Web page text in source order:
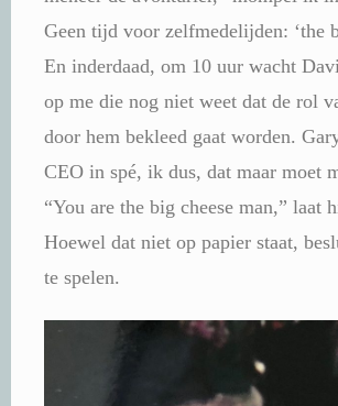
Geen tijd voor zelfmedelijden: ‘the
En inderdaad, om 10 uur wacht
op me die nog niet weet dat de rol
door hem bekleed gaat worden.
CEO in spé, ik dus, dat maar moet
“You are the big cheese man,” laat
Hoewel dat niet op papier staat,
te spelen.